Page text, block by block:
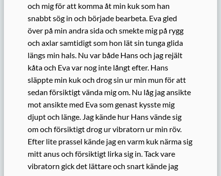
och mig för att komma åt min kuk som han
snabbt sög in och började bearbeta. Eva gled
över på min andra sida och smekte mig på rygg
och axlar samtidigt som hon lät sin tunga glida
längs min hals. Nu var både Hans och jag rejält
kåta och Eva var nog inte långt efter. Hans
släppte min kuk och drog sin ur min mun för att
sedan försiktigt vända mig om. Nu låg jag ansikte
mot ansikte med Eva som genast kysste mig
djupt och länge. Jag kände hur Hans vände sig
om och försiktigt drog ur vibratorn ur min röv.
Efter lite prassel kände jag en varm kuk närma sig
mitt anus och försiktigt lirka sig in. Tack vare
vibratorn gick det lättare och snart kände jag